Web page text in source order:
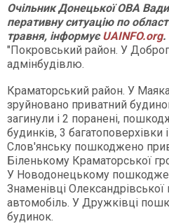
Очільник Донецької ОВА
перативну ситуацію по
травня, інформуєUAINFO.org.
"Покровський район. У
адмінбудівлю.
Краматорський район. У
зруйновано приватний
загинули і 2 поранені,
будинків, 3 багатоповерхівки
Слов'янську пошкоджено
Біленькому Краматорської
У Новодонецькому
Знаменівці
автомобіль. У Дружківці
будинок.